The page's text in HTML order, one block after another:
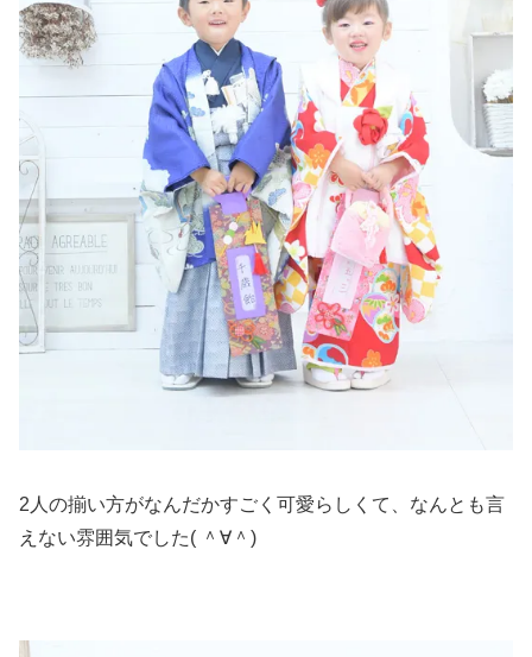
2人の揃い方がなんだかすごく可愛らしくて、なんとも言
えない雰囲気でした( ＾∀＾)